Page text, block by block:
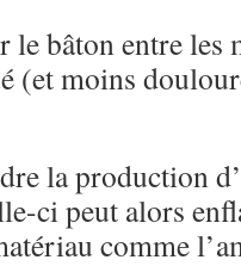
bâton entre les
(et moins
la production
ci peut alors
comme